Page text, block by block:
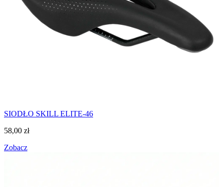
SIODŁO SKILL ELITE-46
58,00 zł
Zobacz